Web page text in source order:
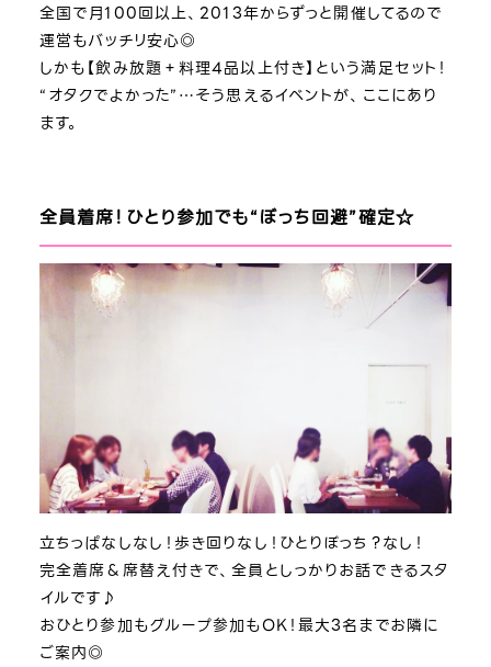
全国で月100回以上、2013年からずっと開催してるので
運営もバッチリ安心◎
しかも【飲み放題＋料理4品以上付き】という満足セット！
“オタクでよかった”…そう思えるイベントが、ここにあり
ます。
全員着席！ひとり参加でも“ぼっち回避”確定☆
立ちっぱなしなし！歩き回りなし！ひとりぼっち？なし！
完全着席＆席替え付きで、全員としっかりお話できるスタ
イルです♪
おひとり参加もグループ参加もOK！最大3名までお隣に
ご案内◎